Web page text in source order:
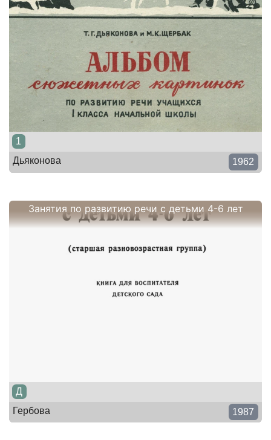
1
Дьяконова
1962
Занятия по развитию речи с детьми 4-6 лет
Д
Гербова
1987